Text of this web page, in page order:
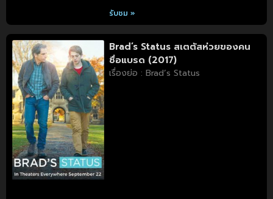
รับชม »
Brad’s Status สเตตัสห่วยของคน
ชื่อแบรด (2017)
เรื่องย่อ : Brad’s Status